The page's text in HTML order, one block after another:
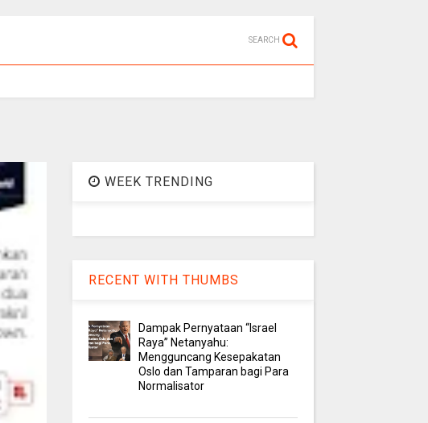
SEARCH
WEEK TRENDING
RECENT WITH THUMBS
Dampak Pernyataan “Israel
Raya” Netanyahu:
Mengguncang Kesepakatan
Oslo dan Tamparan bagi Para
Normalisator